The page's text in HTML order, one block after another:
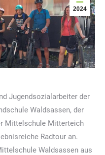
2024
Jugendsozialarbeiter der
Waldsassen, der
Mittelschule Mitterteich
Radtour an.
Waldsassen aus